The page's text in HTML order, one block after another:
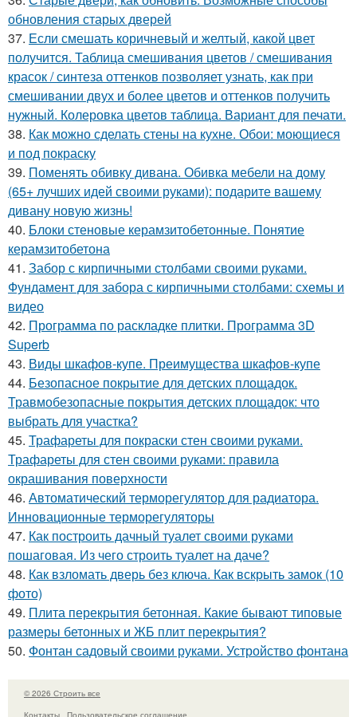
обновления старых дверей
37. Если смешать коричневый и желтый, какой цвет
получится. Таблица смешивания цветов / смешивания
красок / синтеза оттенков позволяет узнать, как при
смешивании двух и более цветов и оттенков получить
нужный. Колеровка цветов таблица. Вариант для печати.
38. Как можно сделать стены на кухне. Обои: моющиеся
и под покраску
39. Поменять обивку дивана. Обивка мебели на дому
(65+ лучших идей своими руками): подарите вашему
дивану новую жизнь!
40. Блоки стеновые керамзитобетонные. Понятие
керамзитобетона
41. Забор с кирпичными столбами своими руками.
Фундамент для забора с кирпичными столбами: схемы и
видео
42. Программа по раскладке плитки. Программа 3D
Superb
43. Виды шкафов-купе. Преимущества шкафов-купе
44. Безопасное покрытие для детских площадок.
Травмобезопасные покрытия детских площадок: что
выбрать для участка?
45. Трафареты для покраски стен своими руками.
Трафареты для стен своими руками: правила
окрашивания поверхности
46. Автоматический терморегулятор для радиатора.
Инновационные терморегуляторы
47. Как построить дачный туалет своими руками
пошаговая. Из чего строить туалет на даче?
48. Как взломать дверь без ключа. Как вскрыть замок (10
фото)
49. Плита перекрытия бетонная. Какие бывают типовые
размеры бетонных и ЖБ плит перекрытия?
50. Фонтан садовый своими руками. Устройство фонтана
© 2026 Строить все
Контакты
Пользовательское соглашение